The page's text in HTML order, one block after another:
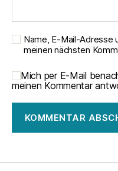
Name, E-Mail-Adresse
meinen nächsten
Mich per E-Mail
meinen Kommentar